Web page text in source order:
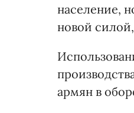
население,
новой
армян в